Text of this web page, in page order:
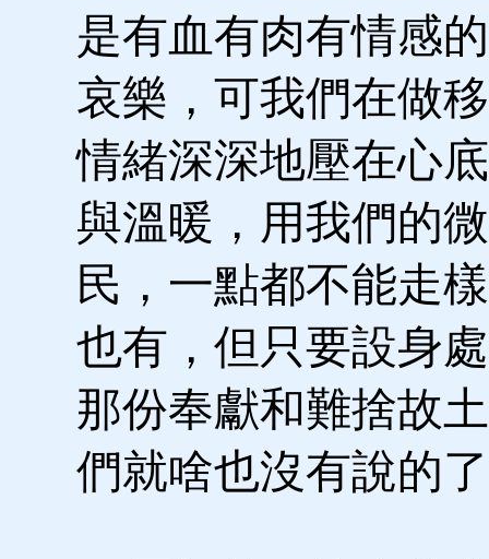
是有血有肉有情感
哀樂，可我們在做
情緒深深地壓在心
與溫暖，用我們的
民，一點都不能走
也有，但只要設身
那份奉獻和難捨故
們就啥也沒有說的